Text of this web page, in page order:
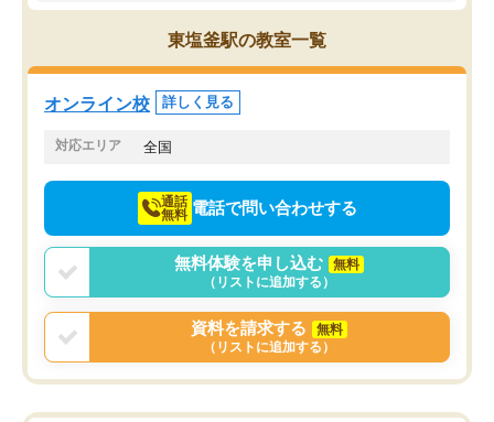
思っていました。何が今足りないのか
を的確に指導いただき、子どももびっ
くりするほど楽しんでやる気を持って
塾を受けています。狙い通り、少しず
つ成績も上がり、苦手意識も無くなっ
てきたので、さらに苦手な数学も追加
でお願いしました。来年の高校受験に
スト、多少お金がかかっ
東塩釜駅の教室一覧
オンライン校 詳しく見る
対応エリア 全国
通話
無料 電話で問い合わせする
無料体験を申し込む
無料
（リストに追加する）
資料を請求する
無料
（リストに追加する）